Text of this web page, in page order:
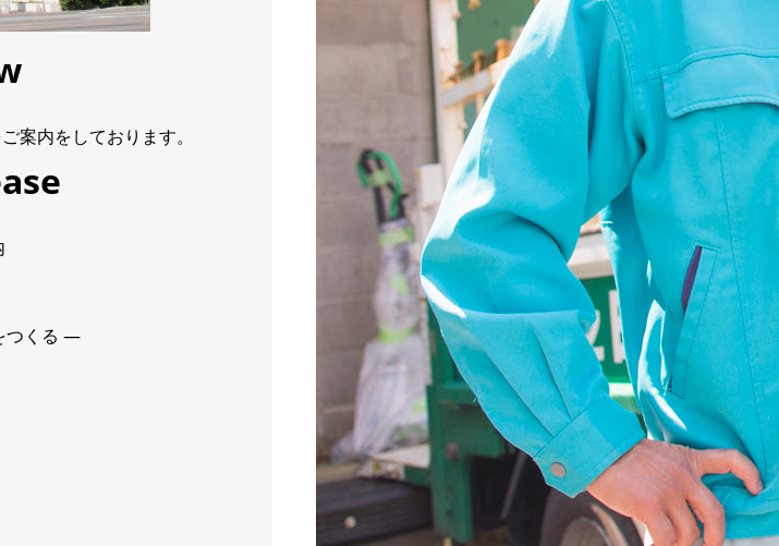
案内をしております。
つくる ―